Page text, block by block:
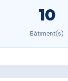
10
Bâtiment(s)